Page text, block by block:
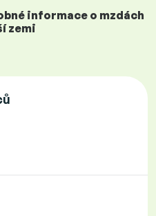
informace o mzdách
zemi